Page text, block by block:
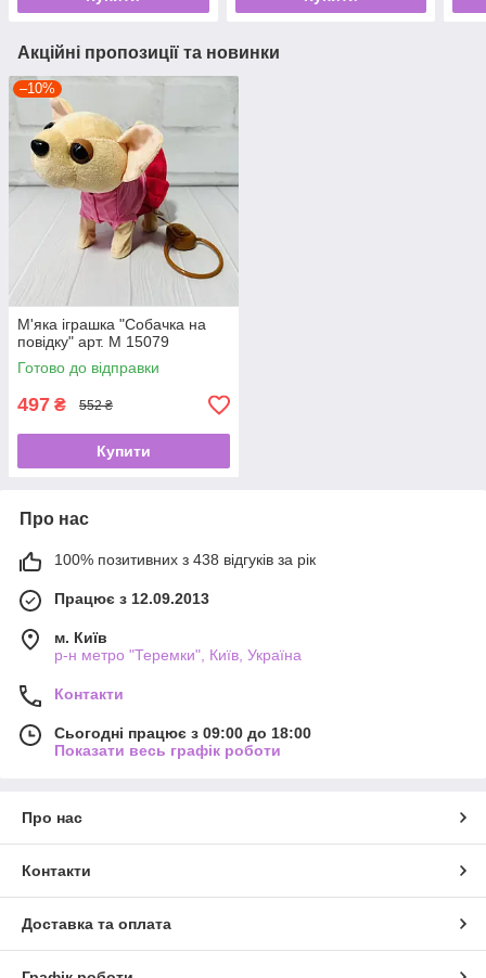
Акційні пропозиції та новинки
–10%
М'яка іграшка "Собачка на
повідку" арт. M 15079
Готово до відправки
497 ₴ 552 ₴
Купити
Про нас
100% позитивних з 438 відгуків за рік
Працює з 12.09.2013
м. Київ
р-н метро "Теремки", Київ, Україна
Контакти
Сьогодні працює з 09:00 до 18:00
Показати весь графік роботи
Про нас
Контакти
Доставка та оплата